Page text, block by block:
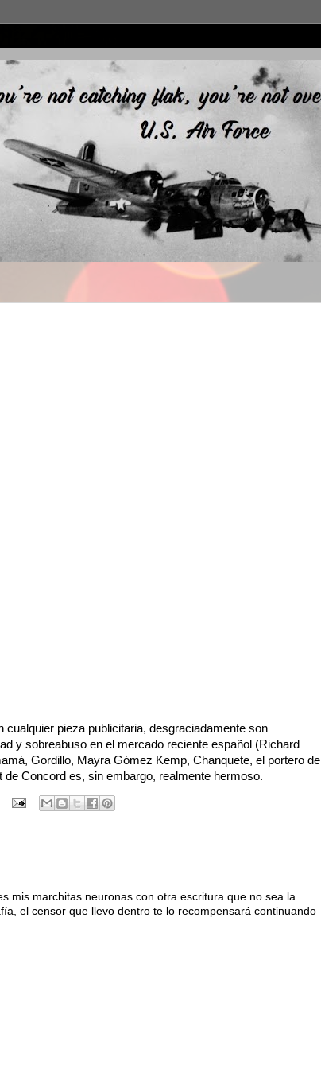
cualquier pieza publicitaria, desgraciadamente son
y sobreabuso en el mercado reciente español (Richard
Gordillo, Mayra Gómez Kemp, Chanquete, el portero de
de Concord es, sin embargo, realmente hermoso.
mis marchitas neuronas con otra escritura que no sea la
el censor que llevo dentro te lo recompensará continuando